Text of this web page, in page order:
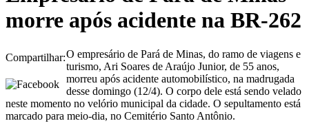
morre após acidente na BR-262
Compartilhar:O empresário de Pará de Minas, do ramo de viagens e
turismo, Ari Soares de Araújo Junior, de 55 anos,
morreu após acidente automobilístico, na madrugada
desse domingo (12/4). O corpo dele está sendo velado
neste momento no velório municipal da cidade. O sepultamento está
marcado para meio-dia, no Cemitério Santo Antônio.